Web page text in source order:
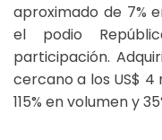
aproximado de 7%
el podio
participación.
cercano a los US$
115% en volumen y